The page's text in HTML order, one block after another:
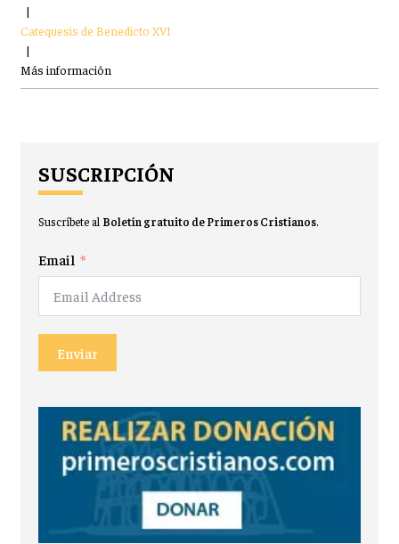
|
Catequesis de Benedicto XVI
|
Más información
SUSCRIPCIÓN
Suscríbete al Boletín gratuito de Primeros Cristianos.
Email
Enviar